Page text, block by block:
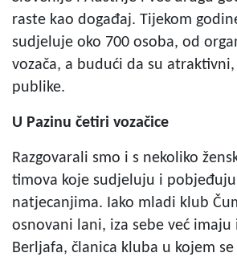
raste kao događaj. Tijekom
sudjeluje oko 700 osoba, od
vozača, a budući da su
publike.
U Pazinu četiri vozačice
Razgovarali smo i s nekoliko
timova koje sudjeluju i
natjecanjima. Iako mladi klub
osnovani lani, iza sebe već imaju
Berljafa, članica kluba u kojem